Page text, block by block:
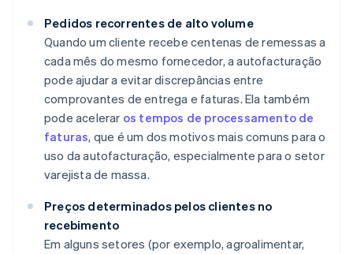
Pedidos recorrentes de alto volume
Quando um cliente recebe centenas de remessas a
cada mês do mesmo fornecedor, a autofacturação
pode ajudar a evitar discrepâncias entre
comprovantes de entrega e faturas. Ela também
pode acelerar os tempos de processamento de
faturas, que é um dos motivos mais comuns para o
uso da autofacturação, especialmente para o setor
varejista de massa.
Preços determinados pelos clientes no
recebimento
Em alguns setores (por exemplo, agroalimentar,